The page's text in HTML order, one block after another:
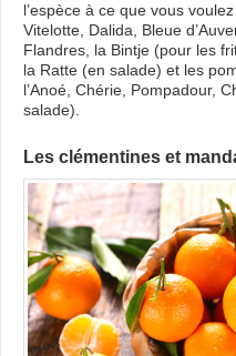
l’espèce à ce que vous
Vitelotte, Dalida, Bleue
Flandres, la Bintje (pour les
la Ratte (en salade) et les
l’Anoé, Chérie, Pompadour,
salade).
Les clémentines et